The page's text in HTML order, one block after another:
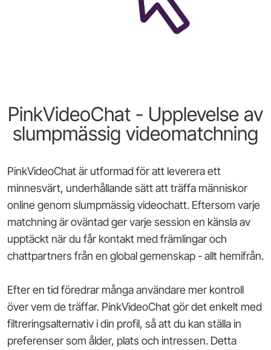
PinkVideoChat - Upplevelse av
slumpmässig videomatchning
PinkVideoChat är utformad för att leverera ett
minnesvärt, underhållande sätt att träffa människor
online genom slumpmässig videochatt. Eftersom varje
matchning är oväntad ger varje session en känsla av
upptäckt när du får kontakt med främlingar och
chattpartners från en global gemenskap - allt hemifrån.
Efter en tid föredrar många användare mer kontroll
över vem de träffar. PinkVideoChat gör det enkelt med
filtreringsalternativ i din profil, så att du kan ställa in
preferenser som ålder, plats och intressen. Detta